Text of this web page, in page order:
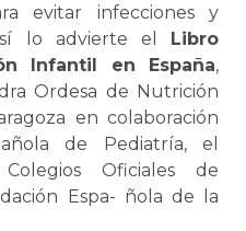
evitar infecciones y
lo advierte el
Libro
Infantil en España,
Ordesa de Nutrición
en colaboración
de Pediatría, el
Oficiales de
Espa- ñola de la